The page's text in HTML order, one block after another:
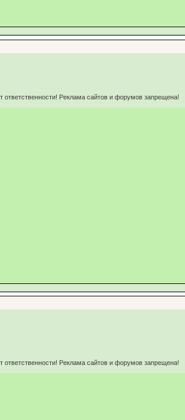
Реклама сайтов и форумов запрещена!
Реклама сайтов и форумов запрещена!